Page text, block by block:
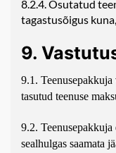
8.2.4. Osutatud
tagastusõigus
9.
9.1.
tasutud teenuse
9.2. Teenusepakkuja
sealhulgas saamata